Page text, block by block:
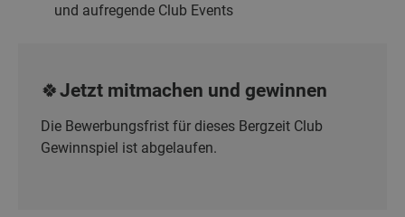
und aufregende Club Events
🍀Jetzt mitmachen und gewinnen
Die Bewerbungsfrist für dieses Bergzeit Club
Gewinnspiel ist abgelaufen.